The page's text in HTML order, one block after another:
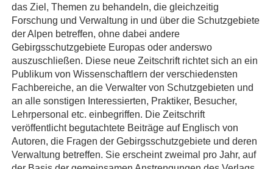
das Ziel, Themen zu behandeln, die gleichzeitig
Forschung und Verwaltung in und über die Schutzgebiete
der Alpen betreffen, ohne dabei andere
Gebirgsschutzgebiete Europas oder anderswo
auszuschließen. Diese neue Zeitschrift richtet sich an ein
Publikum von Wissenschaftlern der verschiedensten
Fachbereiche, an die Verwalter von Schutzgebieten und
an alle sonstigen Interessierten, Praktiker, Besucher,
Lehrpersonal etc. einbegriffen. Die Zeitschrift
veröffentlicht begutachtete Beiträge auf Englisch von
Autoren, die Fragen der Gebirgsschutzgebiete und deren
Verwaltung betreffen. Sie erscheint zweimal pro Jahr, auf